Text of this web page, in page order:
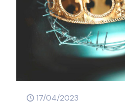
17/04/2023